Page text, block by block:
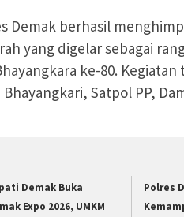
Demak berhasil
yang digelar sebagai
ke-80.
Satpol PP,
Demak Buka
Expo 2026, UMKM
Polres